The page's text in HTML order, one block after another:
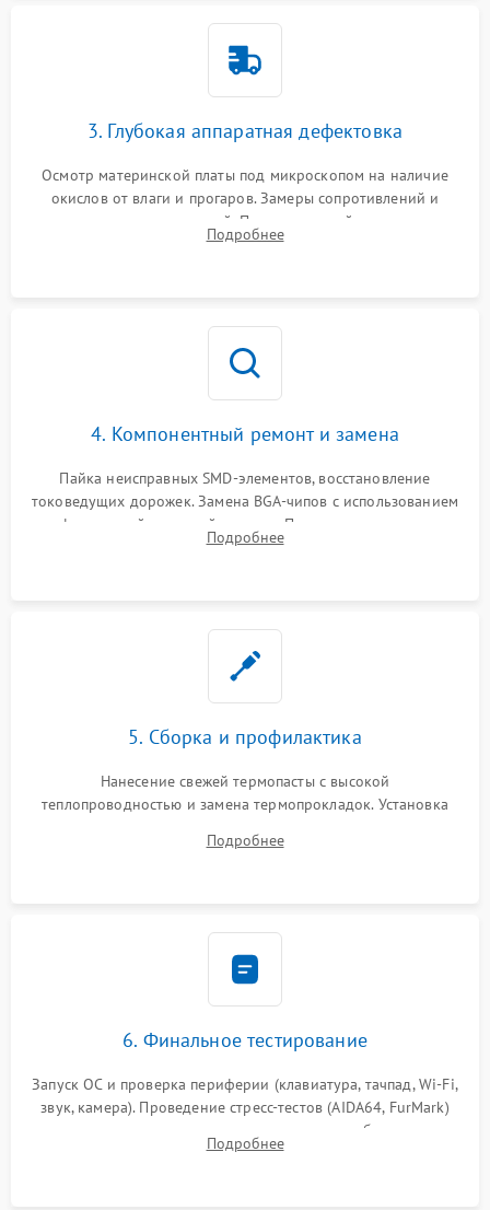
3. Глубокая аппаратная дефектовка
Осмотр материнской платы под микроскопом на наличие
окислов от влаги и прогаров. Замеры сопротивлений и
дежурных напряжений. Проверка цепей питания,
мультиконтроллера, процессора и видеочипа.
Подробнее
4. Компонентный ремонт и замена
Пайка неисправных SMD-элементов, восстановление
токоведущих дорожек. Замена BGA-чипов с использованием
инфракрасной паяльной станции. Прошивка микросхемы
BIOS или замена поврежденных портов USB
Подробнее
5. Сборка и профилактика
Нанесение свежей термопасты с высокой
теплопроводностью и замена термопрокладок. Установка
шлейфов, модулей памяти и накопителей. Предварительная
Подробнее
6. Финальное тестирование
Запуск ОС и проверка периферии (клавиатура, тачпад, Wi-Fi,
звук, камера). Проведение стресс-тестов (AIDA64, FurMark)
для контроля температурного режима и стабильности
системы под пиковой нагрузкой.
Подробнее